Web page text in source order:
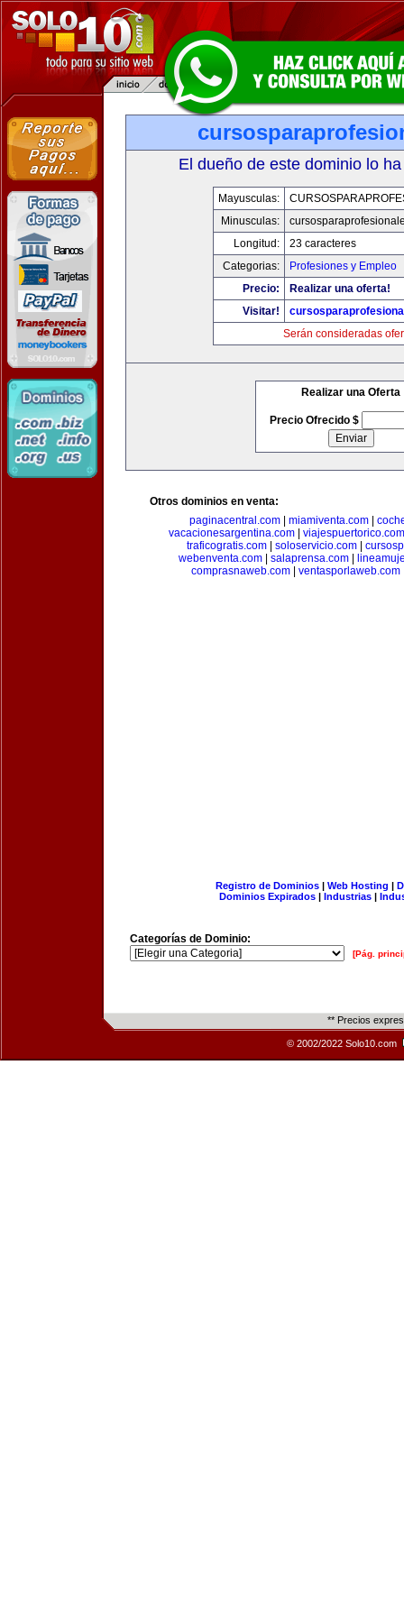
El dueño de este dominio lo
Mayusculas:
Minusculas:
Longitud:
23 caracteres
Categorias:
Profesiones y Empleo
Precio:
Realizar una oferta!
Visitar!
Serán consideradas
Realizar una Oferta
Precio Ofrecido $
Otros dominios en venta:
paginacentral.com| miamiventa.com|
vacacionesargentina.com
viajespuertorico.com
traficogratis.com| soloservicio.com|
webenventa.com
salaprensa.com
comprasnaweb.com
ventasporlaweb.com
Registro de Dominios| Web Hosting |
Dominios Expirados | Industrias |
Categorías de Dominio:
[Pág.
** Precios
© 2002/2022 Solo10.com